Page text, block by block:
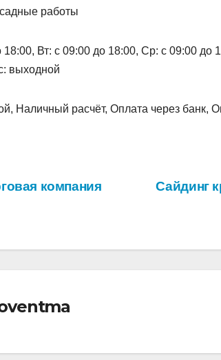
работы
Вт: с 09:00 до 18:00, Ср: с 09:00 до
выходной
Наличный расчёт, Оплата через банк,
Сайдинг
компания